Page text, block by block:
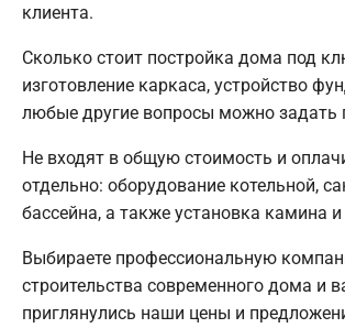
клиента.
Сколько стоит постройка дома под
изготовление каркаса, устройство
любые другие вопросы можно задать
Не входят в общую стоимость и
отдельно: оборудование котельной,
бассейна, а также установка камина и
Выбираете профессиональную
строительства современного дома и
приглянулись наши цены и